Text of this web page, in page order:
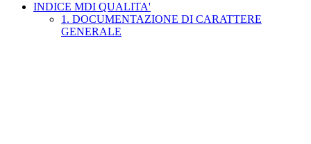
INDICE MDI QUALITA'
1. DOCUMENTAZIONE DI CARATTERE
GENERALE